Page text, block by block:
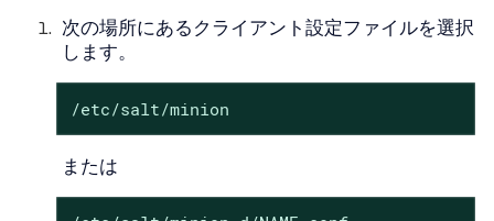
次の場所にあるクライアント設定ファイルを選択
します。
/etc/salt/minion
または